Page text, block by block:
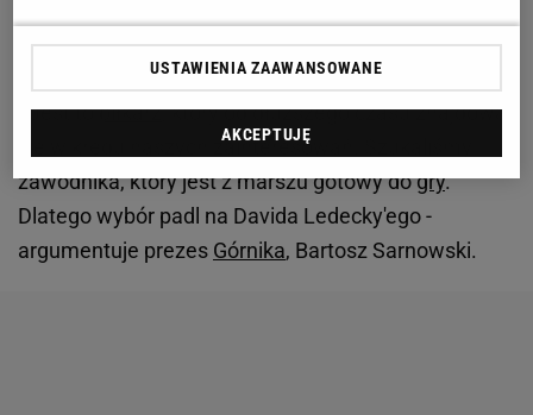
ojczyzną - podkreślił czeski napastnik w rozmowie z
oficjalną stroną klubu, gornikzabrze.pl
- Jest topiłkarz, który od dłuższego czasu znajdował
się w kręgu naszych zainteresowań. Szukaliśmy
zawodnika, który jest z marszu gotowy dogry.
Dlatego wybór padl na Davida Ledecky'ego -
argumentuje prezes Górnika, Bartosz Sarnowski.
USTAWIENIA ZAAWANSOWANE
AKCEPTUJĘ